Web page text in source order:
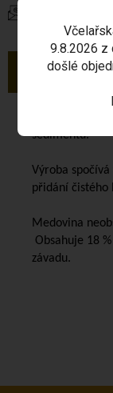
Popis
sedimentu.
Výroba
přidání čistého
Medovina
Obsahuje 18
závadu.
9.8.2026 z
došlé